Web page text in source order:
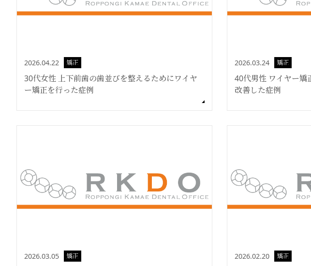
2026.04.22 矯正
30代女性 上下前歯の歯並びを整えるためにワイヤ
ー矯正を行った症例
2026.03.24 矯正
40代男性 ワイヤー矯
改善した症例
2026.03.05 矯正 2026.02.20 矯正